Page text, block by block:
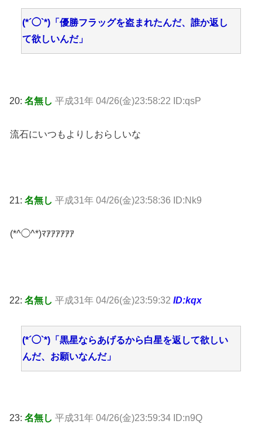
(*´◯`*)「優勝フラッグを盗まれたんだ、誰か返し
て欲しいんだ」
20: 名無し 平成31年 04/26(金)23:58:22 ID:qsP
流石にいつもよりしおらしいな
21: 名無し 平成31年 04/26(金)23:58:36 ID:Nk9
(*^◯^*)ﾏｱｱｱｱｱｱ
22: 名無し 平成31年 04/26(金)23:59:32 ID:kqx
(*´◯`*)「黒星ならあげるから白星を返して欲しい
んだ、お願いなんだ」
23: 名無し 平成31年 04/26(金)23:59:34 ID:n9Q